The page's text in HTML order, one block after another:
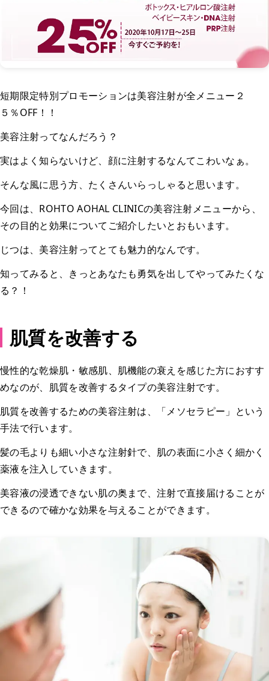
短期限定特別プロモーションは美容注射が全メニュー２
５％OFF！！
美容注射ってなんだろう？
実はよく知らないけど、顔に注射するなんてこわいなぁ。
そんな風に思う方、たくさんいらっしゃると思います。
今回は、ROHTO AOHAL CLINICの美容注射メニューから、
その目的と効果についてご紹介したいとおもいます。
じつは、美容注射ってとても魅力的なんです。
知ってみると、きっとあなたも勇気を出してやってみたくな
る？！
肌質を改善する
慢性的な乾燥肌・敏感肌、肌機能の衰えを感じた方におすす
めなのが、肌質を改善するタイプの美容注射です。
肌質を改善するための美容注射は、「メソセラピー」という
手法で行います。
髪の毛よりも細い小さな注射針で、肌の表面に小さく細かく
薬液を注入していきます。
美容液の浸透できない肌の奥まで、注射で直接届けることが
できるので確かな効果を与えることができます。